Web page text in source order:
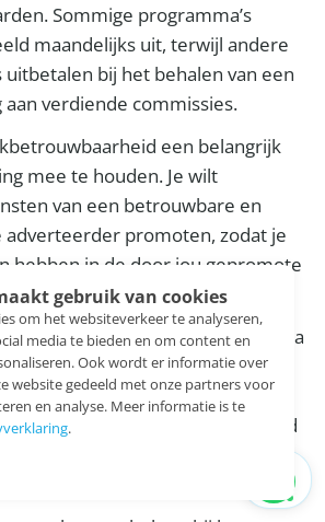
Sommige programma’s
maandelijks uit, terwijl andere
uitbetalen bij het behalen van een
verdiende commissies.
een belangrijk
mee te houden. Je wilt
van een betrouwbare en
promoten, zodat je
hebben in de door jou gepromote
van het affiliate programma
factor. Sommige programma’s
trainingen aan voor hun
programma’s een dedicated
die jou kan helpen bij het
je affiliate marketing strategieën.
gebruik van cookies
om het websiteverkeer te analyseren,
media te bieden en om content en
Ook wordt er informatie over
website gedeeld met onze partners voor
en analyse. Meer informatie is te
.